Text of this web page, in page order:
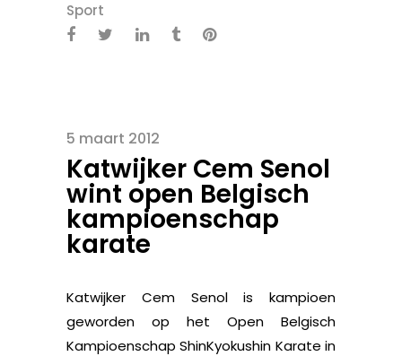
Sport
5 maart 2012
Katwijker Cem Senol
wint open Belgisch
kampioenschap
karate
Katwijker Cem Senol is kampioen
geworden op het Open Belgisch
Kampioenschap ShinKyokushin Karate in